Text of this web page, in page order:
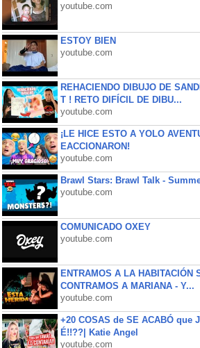
youtube.com
ESTOY BIEN
youtube.com
REHACIENDO DIBUJO DE
T ! RETO DIFÍCIL DE DIBU...
youtube.com
¡LE HICE ESTO A YOLO
EACCIONARON!
youtube.com
Brawl Stars: Brawl Talk -
youtube.com
COMUNICADO OXEY
youtube.com
ENTRAMOS A LA HABITACIÓN
CONTRAMOS A MARIANA - Y...
youtube.com
+20 COSAS de SE ACABÓ que
É!!??| Katie Angel
youtube.com